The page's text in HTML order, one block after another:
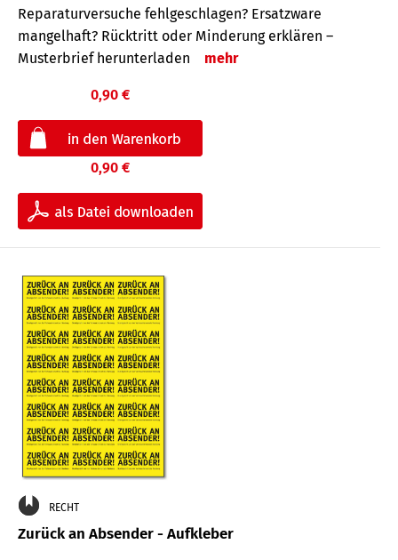
Reparaturversuche fehlgeschlagen? Ersatzware
mangelhaft? Rücktritt oder Minderung erklären –
Musterbrief herunterladen
mehr
0,90 €
0,90 €
RECHT
Zurück an Absender - Aufkleber